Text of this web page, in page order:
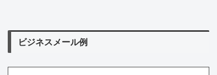
ビジネスメール例